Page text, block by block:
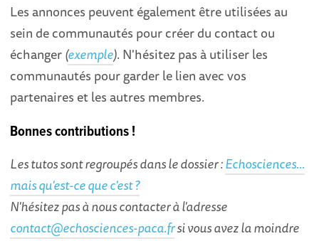
Les annonces peuvent également être utilisées au
sein de communautés pour créer du contact ou
échanger(exemple). N'hésitez pas à utiliser les
communautés pour garder le lien avec vos
partenaires et les autres membres.
Bonnes contributions !
Les tutos sont regroupés dans le dossier :Echosciences...
mais qu'est-ce que c'est ?
N'hésitez pas à nous contacter à l'adresse
contact@echosciences-paca.frsi vous avez la moindre